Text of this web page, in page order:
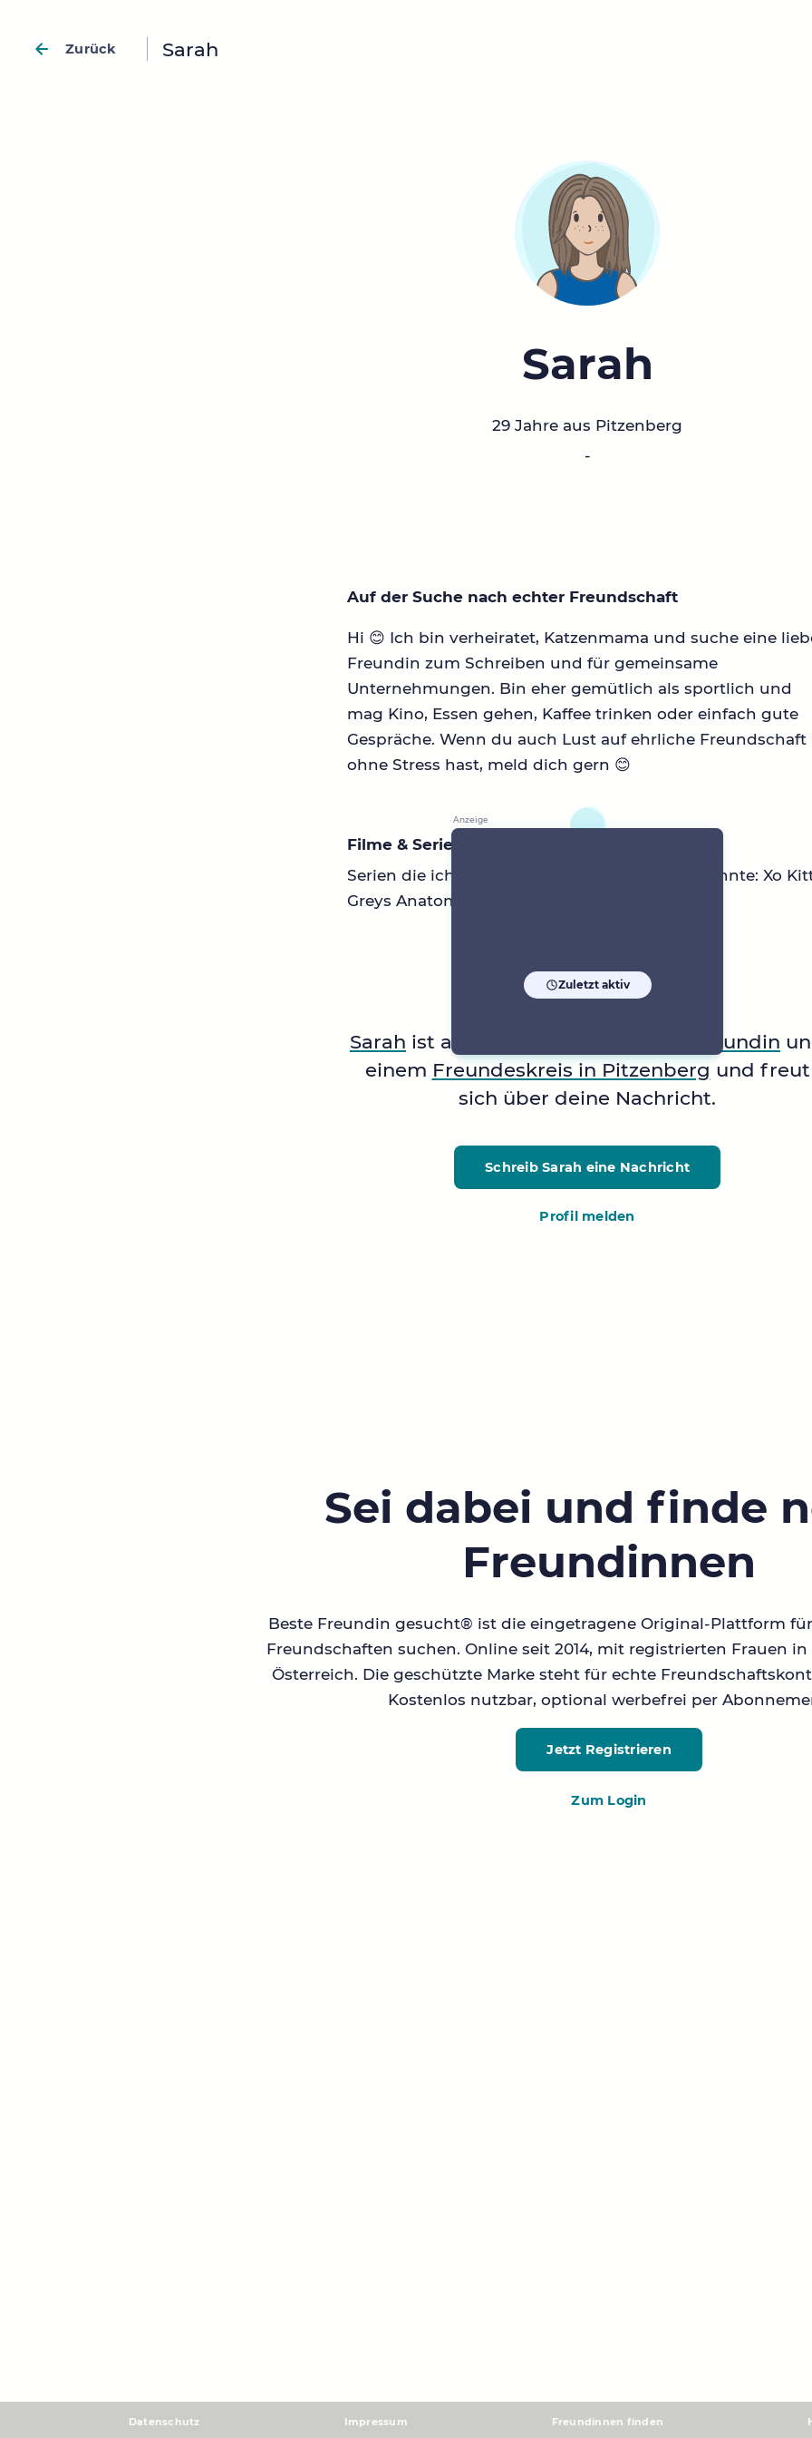
Zurück Sarah
Sarah
29 Jahre aus Pitzenberg
-
Auf der Suche nach echter Freundschaft
Hi 😊 Ich bin verheiratet, Katzenmama und suche eine
Freundin zum Schreiben und für gemeinsame
Unternehmungen. Bin eher gemütlich als sportlich und
mag Kino, Essen gehen, Kaffee trinken oder einfach gute
Gespräche. Wenn du auch Lust auf ehrliche Freundschaft
ohne Stress hast, meld dich gern 😊
Filme & Serien
Serien die ich mir immer wieder anschauen könnte: Xo
Greys Anatomy, Pretty Little Liars
Zuletzt aktiv
Sarah ist auf der Suche nach einer Freundin
einem Freundeskreis in Pitzenberg und freut
sich über deine Nachricht.
Schreib Sarah eine Nachricht
Profil melden
Sei dabei und finde
Freundinnen
Beste Freundin gesucht® ist die eingetragene Original-Plattform
Freundschaften suchen. Online seit 2014, mit registrierten Frauen
Österreich. Die geschützte Marke steht für echte
Kostenlos nutzbar, optional werbefrei per
Jetzt Registrieren
Zum Login
Datenschutz Impressum Freundinnen finden